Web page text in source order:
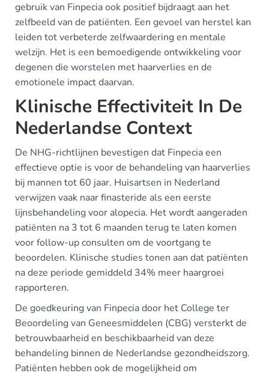
gebruik van Finpecia ook positief bijdraagt aan het
zelfbeeld van de patiënten. Een gevoel van herstel kan
leiden tot verbeterde zelfwaardering en mentale
welzijn. Het is een bemoedigende ontwikkeling voor
degenen die worstelen met haarverlies en de
emotionele impact daarvan.
Klinische Effectiviteit In De
Nederlandse Context
De NHG-richtlijnen bevestigen dat Finpecia een
effectieve optie is voor de behandeling van haarverlies
bij mannen tot 60 jaar. Huisartsen in Nederland
verwijzen vaak naar finasteride als een eerste
lijnsbehandeling voor alopecia. Het wordt aangeraden
patiënten na 3 tot 6 maanden terug te laten komen
voor follow-up consulten om de voortgang te
beoordelen. Klinische studies tonen aan dat patiënten
na deze periode gemiddeld 34% meer haargroei
rapporteren.
De goedkeuring van Finpecia door het College ter
Beoordeling van Geneesmiddelen (CBG) versterkt de
betrouwbaarheid en beschikbaarheid van deze
behandeling binnen de Nederlandse gezondheidszorg.
Patiënten hebben ook de mogelijkheid om